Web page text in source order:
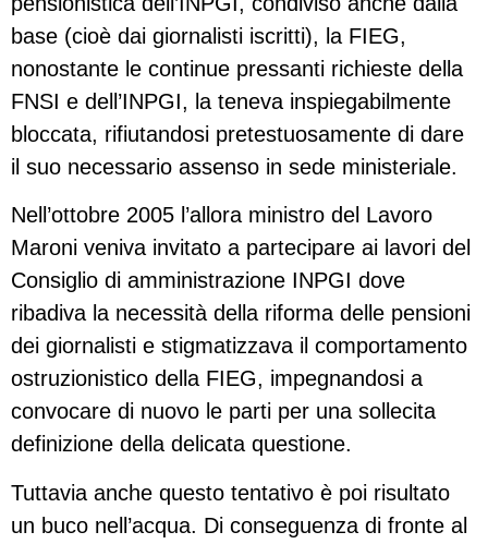
base (cioè dai giornalisti iscritti), la FIEG,
nonostante le continue pressanti richieste della
FNSI e dell’INPGI, la teneva inspiegabilmente
bloccata, rifiutandosi pretestuosamente di dare
il suo necessario assenso in sede ministeriale.
Nell’ottobre 2005 l’allora ministro del Lavoro
Maroni veniva invitato a partecipare ai lavori del
Consiglio di amministrazione INPGI dove
ribadiva la necessità della riforma delle pensioni
dei giornalisti e stigmatizzava il comportamento
ostruzionistico della FIEG, impegnandosi a
convocare di nuovo le parti per una sollecita
definizione della delicata questione.
Tuttavia anche questo tentativo è poi risultato
un buco nell’acqua. Di conseguenza di fronte al